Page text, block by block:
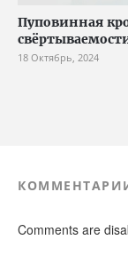
Пуповинная
18 Октябрь, 2024
Comments are